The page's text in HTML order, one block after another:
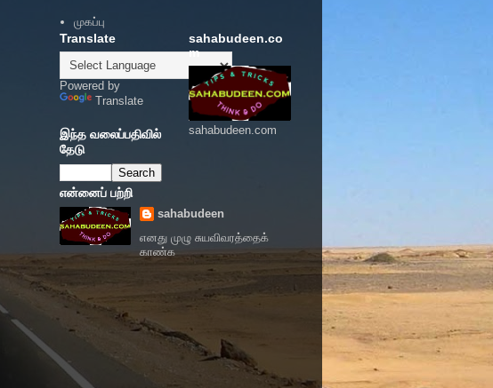
முகப்பு
Translate
Powered by
Translate
இந்த வலைப்பதிவில்
தேடு
sahabudeen.co
m
sahabudeen.com
என்னைப் பற்றி
sahabudeen
எனது முழு சுயவிவரத்தைக்
காண்க